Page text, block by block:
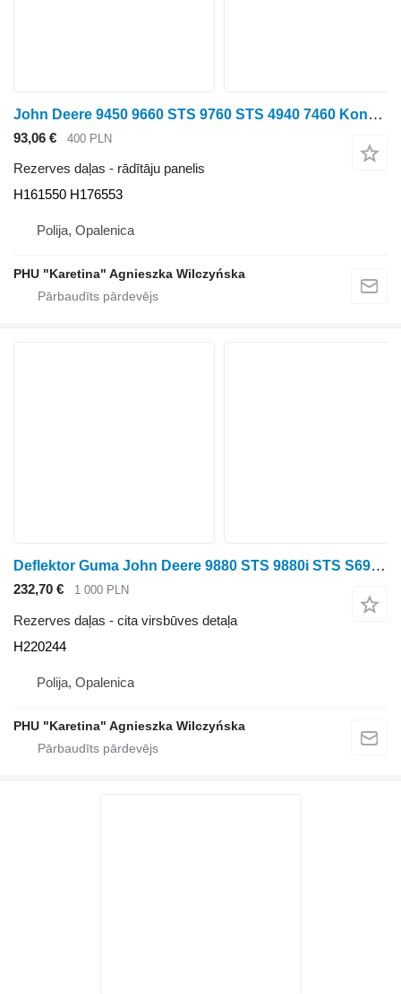
John Deere 9450 9660 STS 9760 STS 4940 7460 Konsoles paneļa pogas H161550 H161550 H176553 rādītāju panelis paredzēts John Deere 9450, 9660 STS, 9760 STS, 4940, 7460 graudu kombaina
93,06 € 400 PLN
Rezerves daļas - rādītāju panelis
H161550 H176553
Polija, Opalenica
PHU "Karetina" Agnieszka Wilczyńska
Deflektor Guma John Deere 9880 STS 9880i STS S690 Deflektora gumija H220244 paredzēts John Deere 9880 STS ,9880i STS ,S690 graudu kombaina
232,70 € 1 000 PLN
Rezerves daļas - cita virsbūves detaļa
H220244
Polija, Opalenica
PHU "Karetina" Agnieszka Wilczyńska